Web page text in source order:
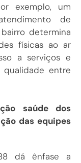
exemplo, um
de
determina
físicas ao ar
a serviços e
entre
saúde dos
das equipes
dá ênfase a